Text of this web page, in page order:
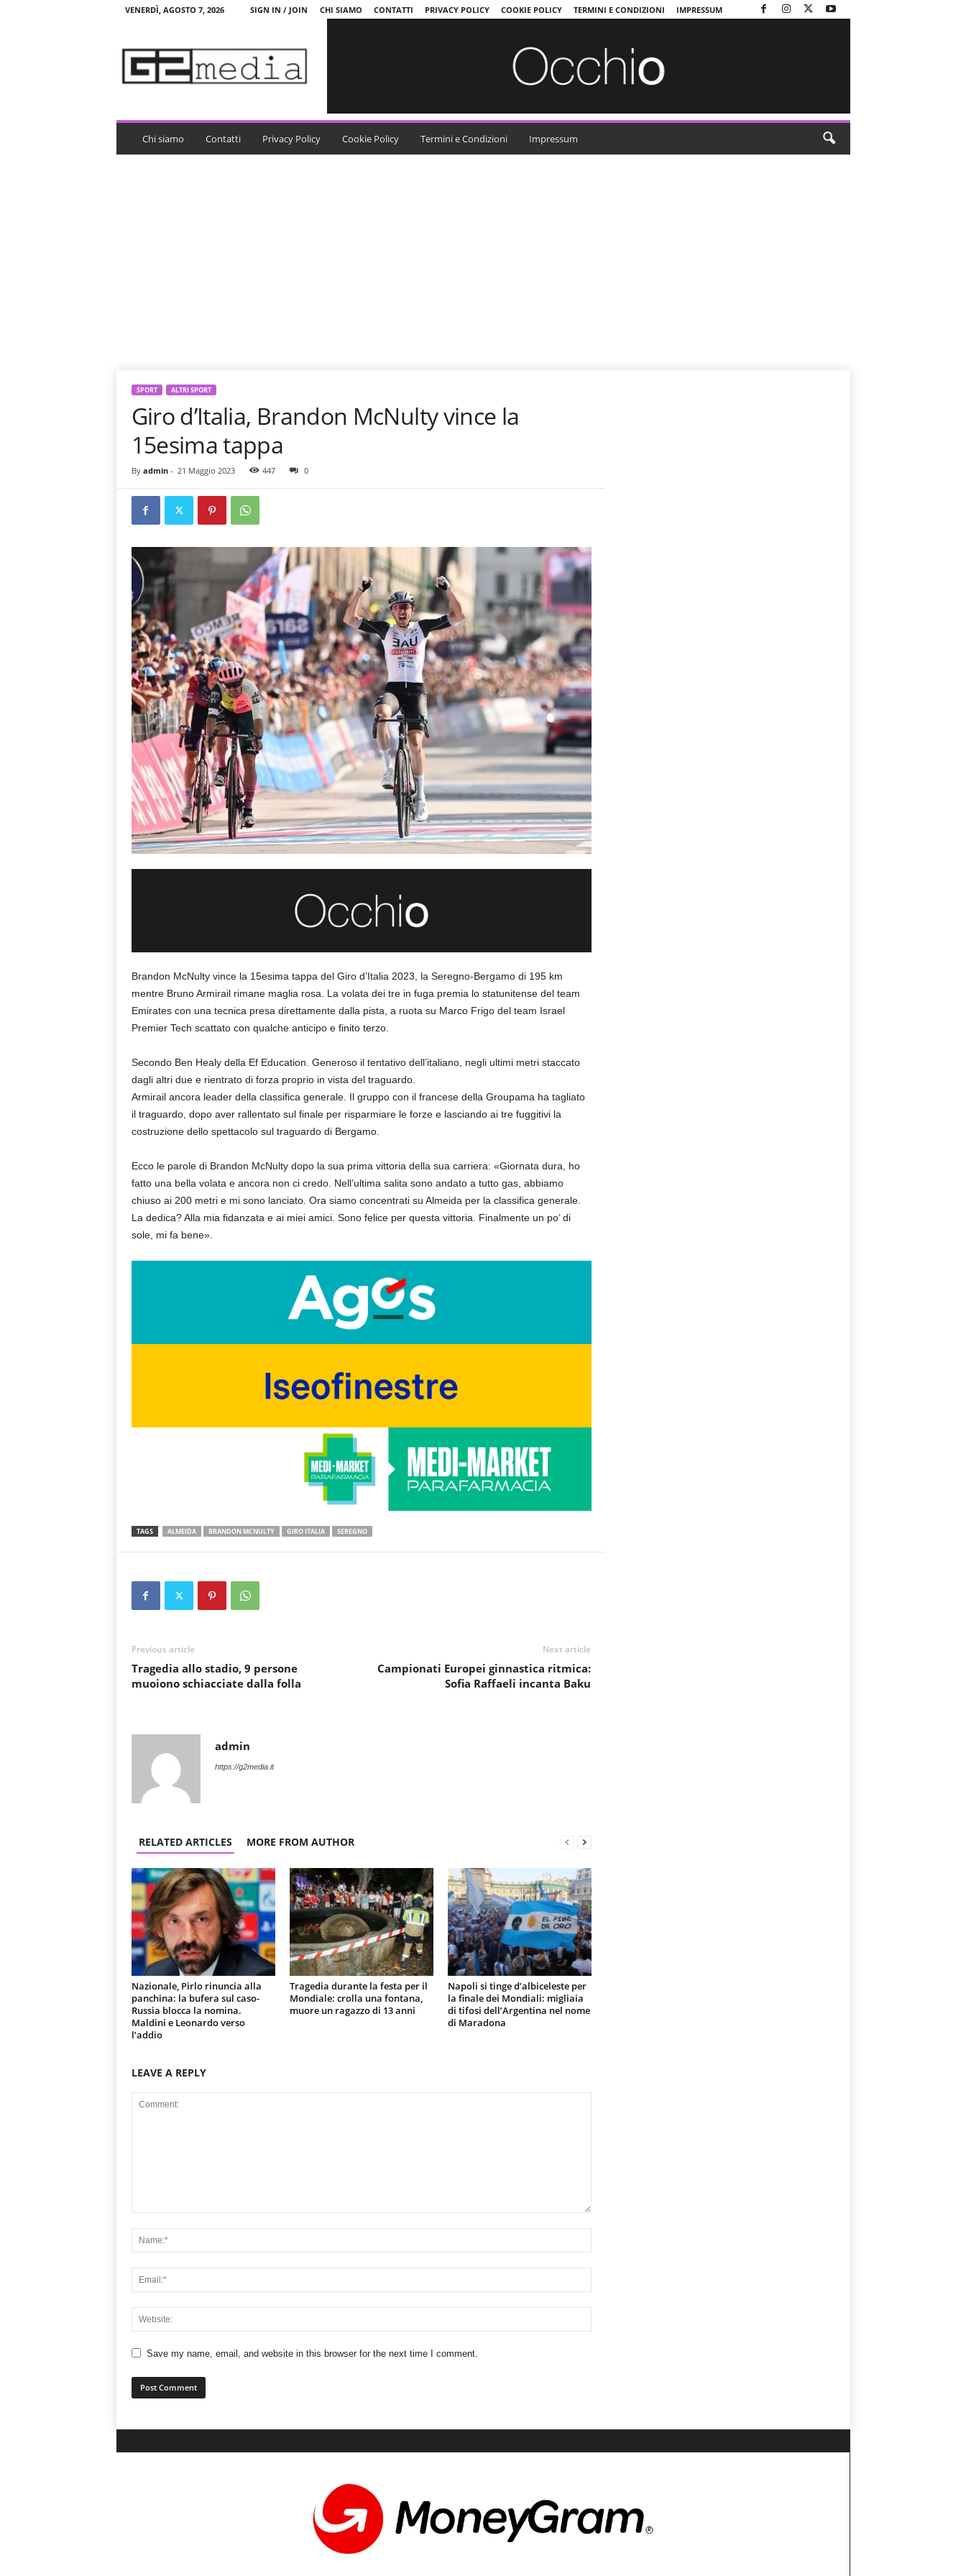
VENERDÌ, AGOSTO 7, 2026 SIGN IN / JOIN CHI SIAMO CONTATTI PRIVACY POLICY COOKIE POLICY TERMINI E CONDIZIONI IMPRESSUM
a
Chi siamo Contatti Privacy Policy Cookie Policy Termini e Condizioni Impressum
SPORT ALTRI SPORT
Giro d’Italia, Brandon McNulty vince la
15esima tappa
By admin- 21 Maggio 2023 447 0
Brandon McNulty vince la 15esima tappa del Giro d’Italia 2023, la Seregno-Bergamo di 195 km
mentre Bruno Armirail rimane maglia rosa. La volata dei tre in fuga premia lo statunitense del team
Emirates con una tecnica presa direttamente dalla pista, a ruota su Marco Frigo del team Israel
Premier Tech scattato con qualche anticipo e finito terzo.
Secondo Ben Healy della Ef Education. Generoso il tentativo dell’italiano, negli ultimi metri staccato
dagli altri due e rientrato di forza proprio in vista del traguardo.
Armirail ancora leader della classifica generale. Il gruppo con il francese della Groupama ha tagliato
il traguardo, dopo aver rallentato sul finale per risparmiare le forze e lasciando ai tre fuggitivi la
costruzione dello spettacolo sul traguardo di Bergamo.
Ecco le parole di Brandon McNulty dopo la sua prima vittoria della sua carriera: «Giornata dura, ho
fatto una bella volata e ancora non ci credo. Nell’ultima salita sono andato a tutto gas, abbiamo
chiuso ai 200 metri e mi sono lanciato. Ora siamo concentrati su Almeida per la classifica generale.
La dedica? Alla mia fidanzata e ai miei amici. Sono felice per questa vittoria. Finalmente un po’ di
sole, mi fa bene».
TAGS ALMEIDA BRANDON MCNULTY GIRO ITALIA SEREGNO
Previous article
Tragedia allo stadio, 9 persone
muoiono schiacciate dalla folla
Next article
Campionati Europei ginnastica ritmica:
Sofia Raffaeli incanta Baku
admin
https://g2media.it
RELATED ARTICLES MORE FROM AUTHOR
Nazionale, Pirlo rinuncia alla
panchina: la bufera sul caso-
Russia blocca la nomina.
Maldini e Leonardo verso
l’addio
Tragedia durante la festa per il
Mondiale: crolla una fontana,
muore un ragazzo di 13 anni
Napoli si tinge d’albiceleste per
la finale dei Mondiali: migliaia
di tifosi dell’Argentina nel nome
di Maradona
LEAVE A REPLY
Save my name, email, and website in this browser for the next time I comment.